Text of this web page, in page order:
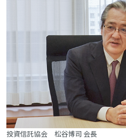
投資信託協会 松谷博司 会長